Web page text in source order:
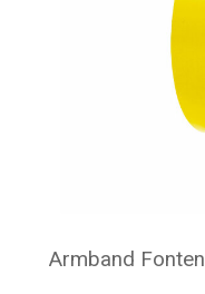
Armband Fonten